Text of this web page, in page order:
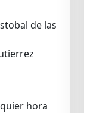
de las
hora